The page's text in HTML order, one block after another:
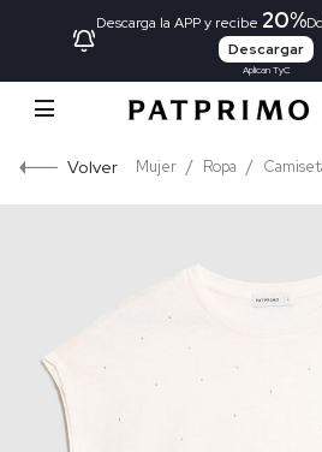
Descarga la APP y recibe 20%
Descargar
Aplican TyC
Volver Mujer Ropa